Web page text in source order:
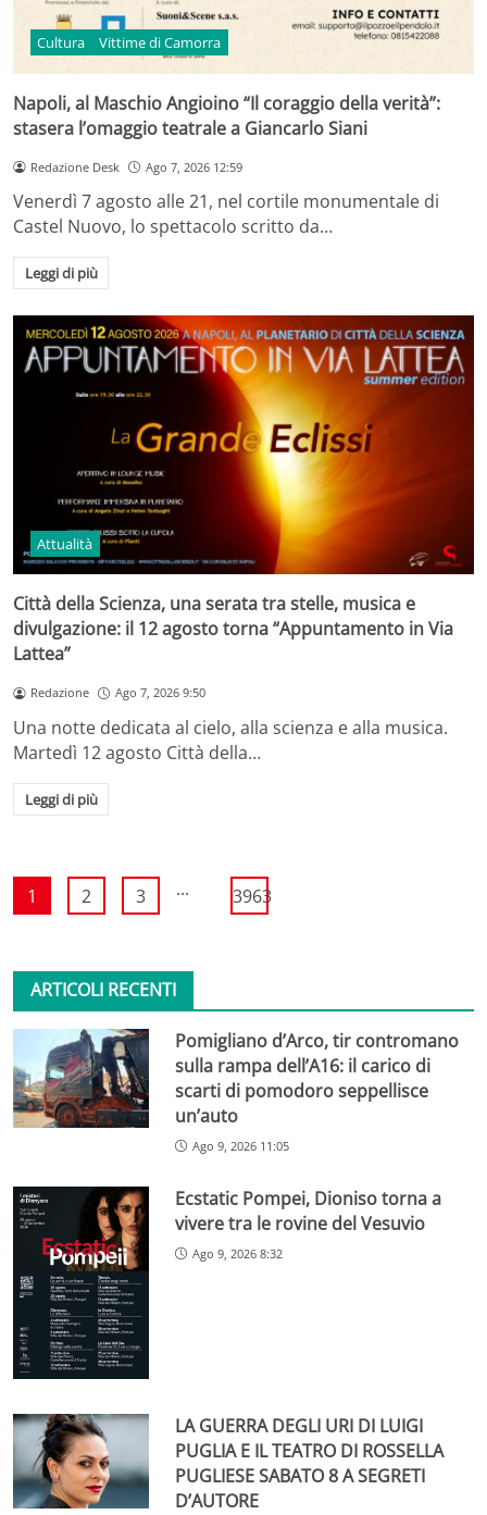
Cultura Vittime di Camorra
Napoli, al Maschio Angioino “Il coraggio della verità”:
stasera l’omaggio teatrale a Giancarlo Siani
Redazione Desk Ago 7, 2026 12:59
Venerdì 7 agosto alle 21, nel cortile monumentale di
Castel Nuovo, lo spettacolo scritto da…
Leggi di più
Attualità
Città della Scienza, una serata tra stelle, musica e
divulgazione: il 12 agosto torna “Appuntamento in Via
Lattea”
Redazione Ago 7, 2026 9:50
Una notte dedicata al cielo, alla scienza e alla musica.
Martedì 12 agosto Città della…
Leggi di più
1 2 3 ... 3963
ARTICOLI RECENTI
Pomigliano d’Arco, tir contromano
sulla rampa dell’A16: il carico di
scarti di pomodoro seppellisce
un’auto
Ago 9, 2026 11:05
Ecstatic Pompei, Dioniso torna a
vivere tra le rovine del Vesuvio
Ago 9, 2026 8:32
LA GUERRA DEGLI URI DI LUIGI
PUGLIA E IL TEATRO DI ROSSELLA
PUGLIESE SABATO 8 A SEGRETI
D’AUTORE